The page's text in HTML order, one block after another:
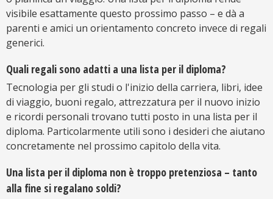
visibile esattamente questo prossimo passo – e dà a
parenti e amici un orientamento concreto invece di regali
generici.
Quali regali sono adatti a una lista per il diploma?
Tecnologia per gli studi o l'inizio della carriera, libri, idee
di viaggio, buoni regalo, attrezzatura per il nuovo inizio
e ricordi personali trovano tutti posto in una lista per il
diploma. Particolarmente utili sono i desideri che aiutano
concretamente nel prossimo capitolo della vita.
Una lista per il diploma non è troppo pretenziosa – tanto
alla fine si regalano soldi?